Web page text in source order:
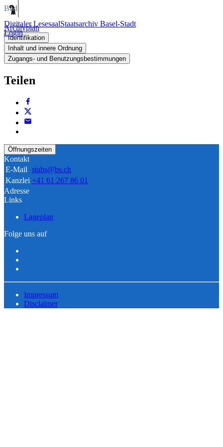
Digitaler LesesaalStaatsarchiv Basel-Stadt
Login
Bild
Archivplan
Identifikation
Inhalt und innere Ordnung
Zugangs- und Benutzungsbestimmungen
Teilen
Öffnungszeiten
Kontakt
E-Mail stabs@bs.ch
Kanzlei +41 61 267 86 01
Adresse
Links
Lageplan
Folge uns auf
Impressum
Disclaimer